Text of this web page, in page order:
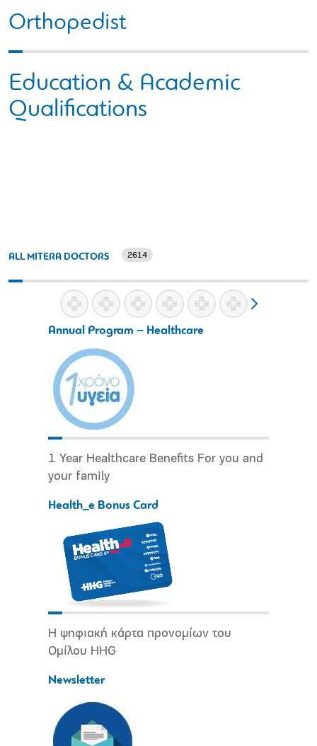
Orthopedist
Education & Academic
Qualifications
ALL MITERA DOCTORS 2614
Annual Program – Healthcare
1 Year Healthcare Benefits For you and
your family
Health_e Bonus Card
Η ψηφιακή κάρτα προνομίων του
Ομίλου HHG
Newsletter